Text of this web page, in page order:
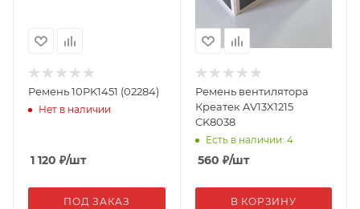
Ремень 10PK1451 (02284)
Нет в наличии
1 120 ₽/шт
ПОД ЗАКАЗ
Ремень вентилятора
Креатек AV13X1215
CK8038
Есть в наличии: 4
560 ₽/шт
В КОРЗИНУ